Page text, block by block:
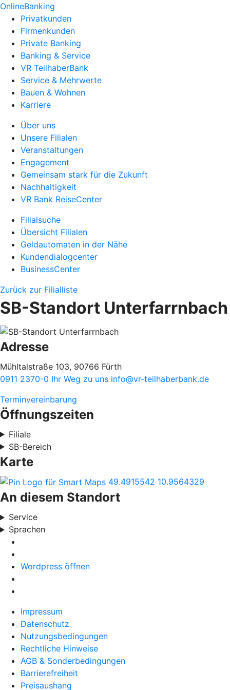
OnlineBanking
Privatkunden
Firmenkunden
Private Banking
Banking & Service
VR TeilhaberBank
Service & Mehrwerte
Bauen & Wohnen
Karriere
Über uns
Unsere Filialen
Veranstaltungen
Engagement
Gemeinsam stark für die Zukunft
Nachhaltigkeit
VR Bank ReiseCenter
Filialsuche
Übersicht Filialen
Geldautomaten in der Nähe
Kundendialogcenter
BusinessCenter
Zurück zur Filialliste
SB-Standort Unterfarrnbach
Adresse
Mühltalstraße 103, 90766 Fürth
0911 2370-0 Ihr Weg zu uns info@vr-teilhaberbank.de
Terminvereinbarung
Öffnungszeiten
Filiale
SB-Bereich
Karte
49.4915542 10.9564329
An diesem Standort
Service
Sprachen
Wordpress öffnen
Impressum
Datenschutz
Nutzungsbedingungen
Rechtliche Hinweise
AGB & Sonderbedingungen
Barrierefreiheit
Preisaushang